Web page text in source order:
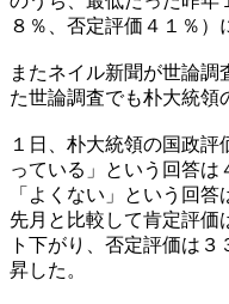
８％、否定評価４１％）
またネイル新聞が世論調
た世論調査でも朴大統領
１日、朴大統領の国政
っている」という回答は
「よくない」という回
先月と比較して肯定評価
ト下がり、否定評価は
昇した。